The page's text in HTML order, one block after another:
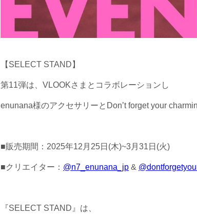
【SELECT STAND】
第11弾は、VLOOKさまとコラボレーションし
enunana様のアクセサリーとDon’t forget your
■販売期間：2025年12月25日(木)~3月31日(火)
■クリエイター： @n7_enunana_jp &
『SELECT STAND』は、